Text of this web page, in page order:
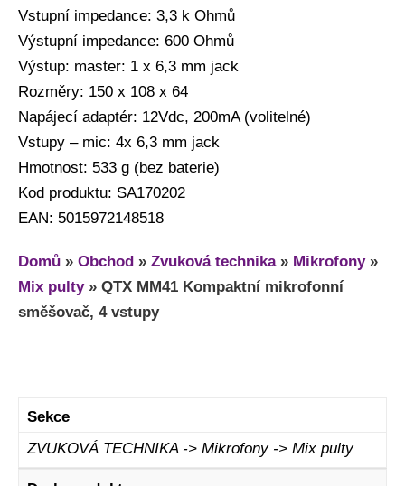
Vstupní impedance: 3,3 k Ohmů
Výstupní impedance: 600 Ohmů
Výstup: master: 1 x 6,3 mm jack
Rozměry: 150 x 108 x 64
Napájecí adaptér: 12Vdc, 200mA (volitelné)
Vstupy – mic: 4x 6,3 mm jack
Hmotnost: 533 g (bez baterie)
Kod produktu: SA170202
EAN: 5015972148518
Domů » Obchod » Zvuková technika» Mikrofony»
Mix pulty» QTX MM41 Kompaktní mikrofonní
směšovač, 4 vstupy
Sekce
ZVUKOVÁ TECHNIKA -> Mikrofony -> Mix pulty